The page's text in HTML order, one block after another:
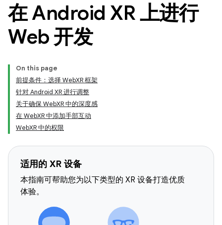
在 Android XR 上进行
Web 开发
On this page
前提条件：选择 WebXR 框架
针对 Android XR 进行调整
关于确保 WebXR 中的深度感
在 WebXR 中添加手部互动
WebXR 中的权限
适用的 XR 设备
本指南可帮助您为以下类型的 XR 设备打造优质
体验。